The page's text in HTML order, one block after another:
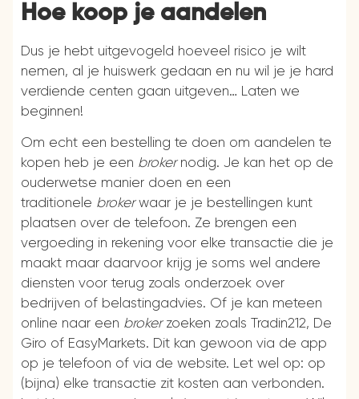
Hoe koop je aandelen
Dus je hebt uitgevogeld hoeveel risico je wilt
nemen, al je huiswerk gedaan en nu wil je je hard
verdiende centen gaan uitgeven… Laten we
beginnen!
Om echt een bestelling te doen om aandelen te
kopen heb je een brokernodig. Je kan het op de
ouderwetse manier doen en een
traditionele brokerwaar je je bestellingen kunt
plaatsen over de telefoon. Ze brengen een
vergoeding in rekening voor elke transactie die je
maakt maar daarvoor krijg je soms wel andere
diensten voor terug zoals onderzoek over
bedrijven of belastingadvies. Of je kan meteen
online naar een brokerzoeken zoals Tradin212, De
Giro of EasyMarkets. Dit kan gewoon via de app
op je telefoon of via de website. Let wel op: op
(bijna) elke transactie zit kosten aan verbonden.